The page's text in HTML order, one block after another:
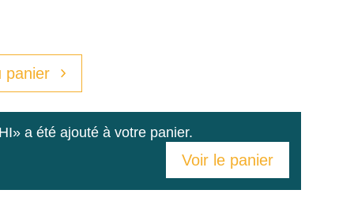
panier
a été ajouté à votre panier.
Voir le panier